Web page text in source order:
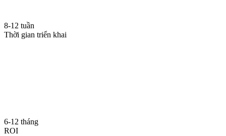
8-12 tuần
Thời gian triển khai
6-12 tháng
ROI